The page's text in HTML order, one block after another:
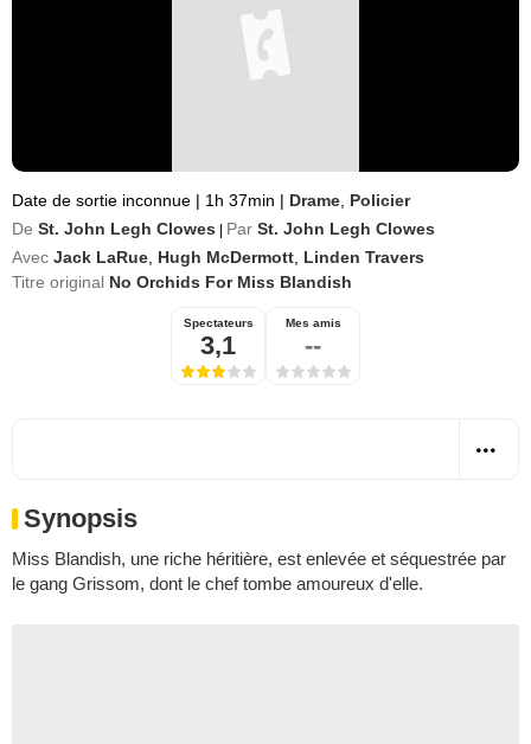
Date de sortie inconnue | 1h 37min | Drame Policier
De St. John Legh Clowes Par St. John Legh Clowes
Avec Jack LaRue Hugh McDermott Linden Travers
Titre original No Orchids For Miss Blandish
Spectateurs
3,1
Mes amis
--
Synopsis
Miss Blandish, une riche héritière, est enlevée et séquestrée par
le gang Grissom, dont le chef tombe amoureux d'elle.